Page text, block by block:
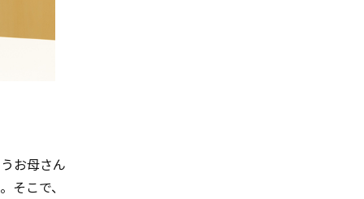
お母さん
そこで、